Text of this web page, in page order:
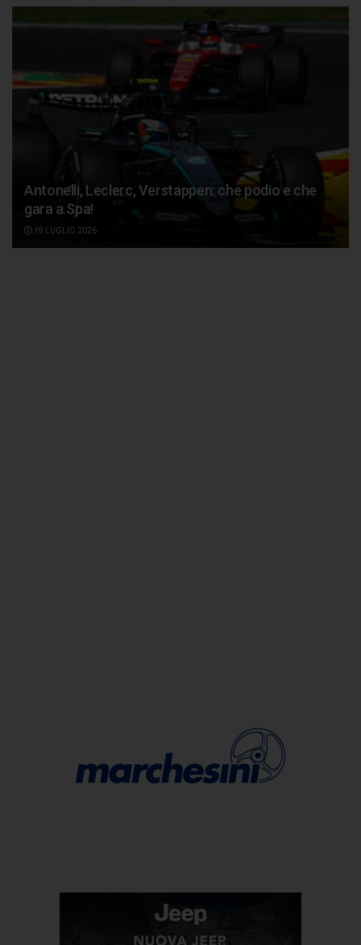
Antonelli, Leclerc, Verstappen: che podio e che
gara a Spa!
19 LUGLIO 2026